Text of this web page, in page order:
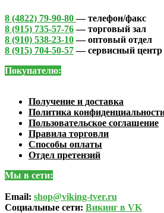
8 (4822) 79-90-80— телефон/факс
8 (915) 735-57-76— торговый зал
8 (910) 538-23-10— оптовый отдел
8 (915) 704-50-57— сервисный центр
Покупателю:
Получение и доставка
Политика
Пользовательское соглашение
Правила торговли
Способы оплаты
Отдел претензий
Мы в сети:
Email: shop@viking-tver.ru
Социальные сети: Викинг в VK